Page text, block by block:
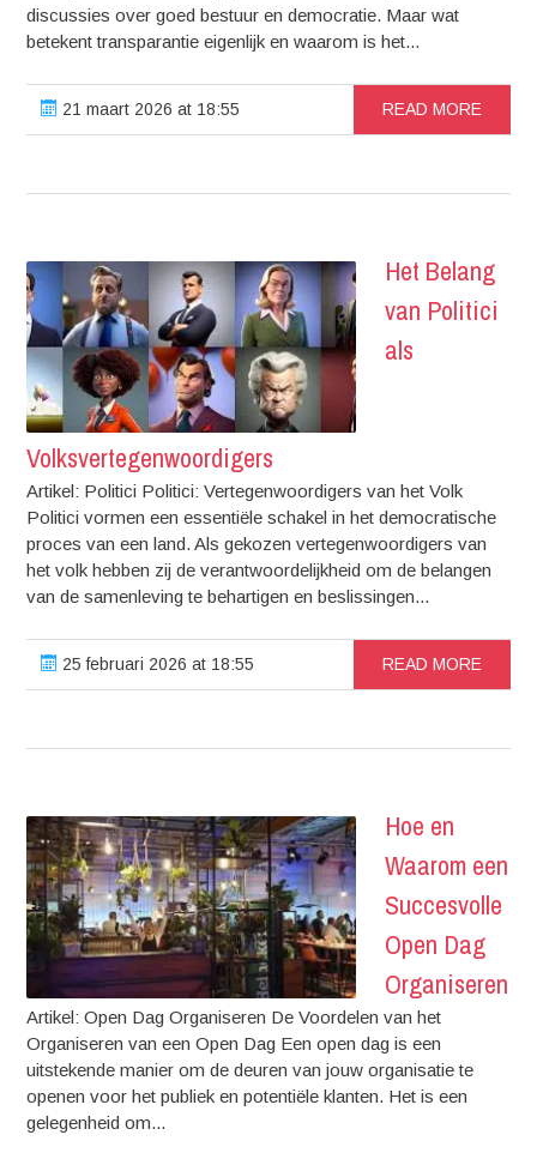
discussies over goed bestuur en democratie. Maar wat
betekent transparantie eigenlijk en waarom is het...
21 maart 2026 at 18:55 READ MORE
Het Belang
van Politici
als
Volksvertegenwoordigers
Artikel: Politici Politici: Vertegenwoordigers van het Volk
Politici vormen een essentiële schakel in het democratische
proces van een land. Als gekozen vertegenwoordigers van
het volk hebben zij de verantwoordelijkheid om de belangen
van de samenleving te behartigen en beslissingen...
25 februari 2026 at 18:55 READ MORE
Hoe en
Waarom een
Succesvolle
Open Dag
Organiseren
Artikel: Open Dag Organiseren De Voordelen van het
Organiseren van een Open Dag Een open dag is een
uitstekende manier om de deuren van jouw organisatie te
openen voor het publiek en potentiële klanten. Het is een
gelegenheid om...